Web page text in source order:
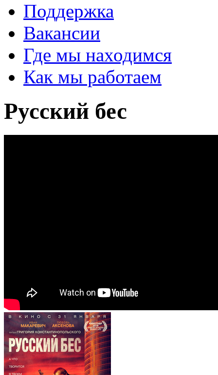
Поддержка
Вакансии
Где мы находимся
Как мы работаем
Русский бес